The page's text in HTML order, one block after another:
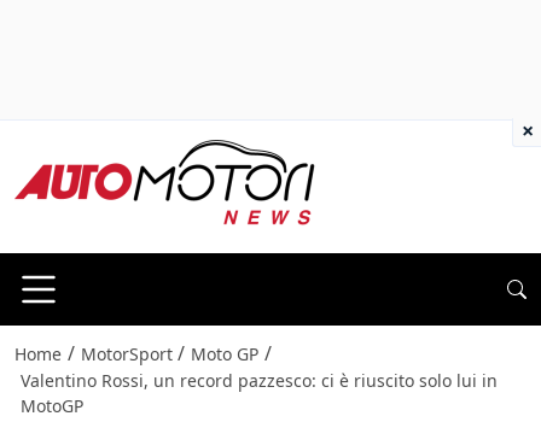
Home / MotorSport / Moto GP /
Valentino Rossi, un record pazzesco: ci è riuscito solo lui in
MotoGP
×